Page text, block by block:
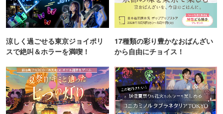
涼しく過ごせる東京ジョイポリ
スで絶叫＆ホラーを満喫！
17種類の彩り豊かなおばんざい
から自由にチョイス！